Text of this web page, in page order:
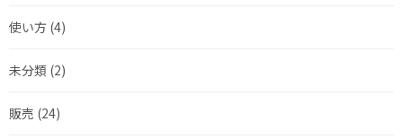
使い方 (4)
未分類 (2)
販売 (24)